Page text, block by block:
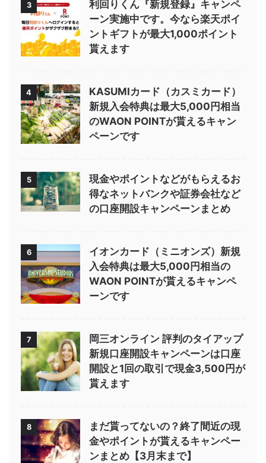
3
利回りくん『新規登録』キャンペ
ーン実施中です。今なら楽天ポイ
ントギフトが最大1,000ポイント
貰えます
4
KASUMIカード（カスミカード）
新規入会特典は最大5,000円相当
のWAON POINTが貰えるキャン
ペーンです
5
現金やポイントなどがもらえるお
得なネットバンクや証券会社など
の口座開設キャンペーンまとめ
6
イオンカード（ミニオンズ）新規
入会特典は最大5,000円相当の
WAON POINTが貰えるキャンペ
ーンです
7
岡三オンライン 評判のタイアップ
新規口座開設キャンペーンは口座
開設と1回の取引で現金3,500円が
貰えます
8
まだ貰ってないの？終了間近の現
金やポイントが貰えるキャンペー
ンまとめ【3月末まで】